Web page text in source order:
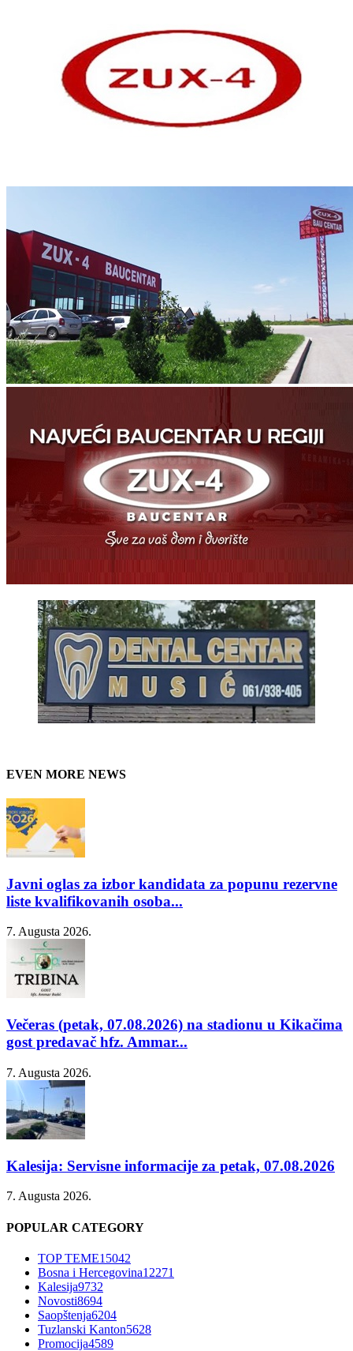
EVEN MORE NEWS
Javni oglas za izbor kandidata za popunu rezervne
liste kvalifikovanih osoba...
7. Augusta 2026.
Večeras (petak, 07.08.2026) na stadionu u Kikačima
gost predavač hfz. Ammar...
7. Augusta 2026.
Kalesija: Servisne informacije za petak, 07.08.2026
7. Augusta 2026.
POPULAR CATEGORY
TOP TEME15042
Bosna i Hercegovina12271
Kalesija9732
Novosti8694
Saopštenja6204
Tuzlanski Kanton5628
Promocija4589